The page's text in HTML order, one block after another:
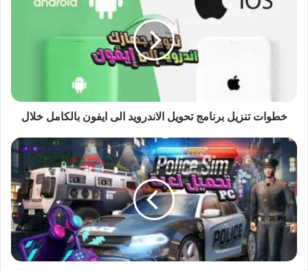
الاندرويد
خطوات تنزيل برنامج تحويل الاندرويد الى ايفون بالكامل خلال
تعرف
على
كيفية
تحميل
لعبة
police
simulator
للكمبيوتر